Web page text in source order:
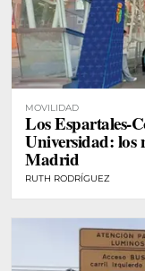
MOVILIDAD
Los Espartales-
Universidad: los
Madrid
RUTH RODRÍGUEZ